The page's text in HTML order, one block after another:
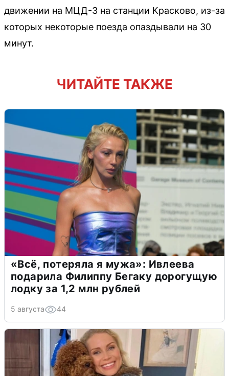
движении на МЦД-3 на станции Красково, из-за
которых некоторые поезда опаздывали на 30
минут.
ЧИТАЙТЕ ТАКЖЕ
«Всё, потеряла я мужа»: Ивлеева
подарила Филиппу Бегаку дорогущую
лодку за 1,2 млн рублей
5 августа 44